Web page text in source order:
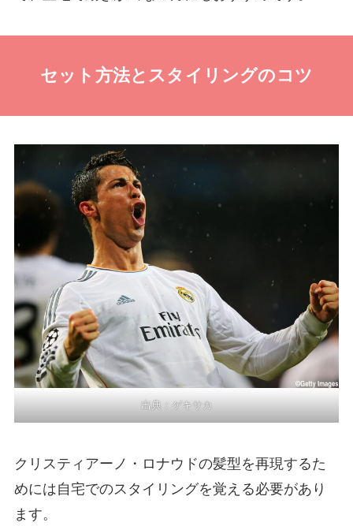
セット方法とスタイリングのコツ
出典： ゲキサカ
クリスティアーノ・ロナウドの髪型を再現するた
めには自宅でのスタイリングを覚える必要があり
ます。